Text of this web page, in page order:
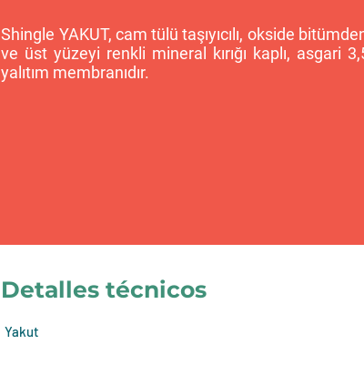
Shingle YAKUT, cam tülü taşıyıcılı, okside
ve üst yüzeyi renkli mineral kırığı kaplı, asgari
yalıtım membranıdır.
Detalles técnicos
Yakut